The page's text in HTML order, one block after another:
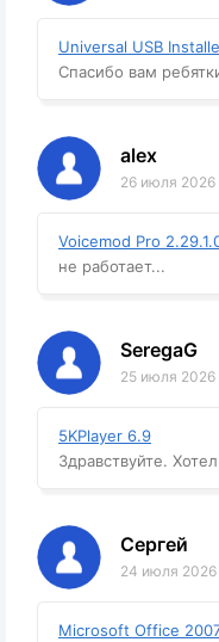
Universal USB
Спасибо вам
alex
26 июля 2026
Voicemod Pro
не работает...
SeregaG
25 июля 2026
5KPlayer 6.9
Здравствуйте.
Сергей
24 июля 2026
Microsoft Office